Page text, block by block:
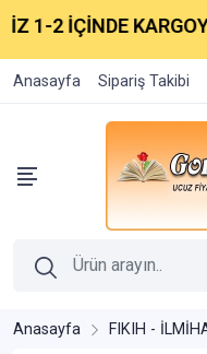
2 İÇİNDE KARGOYA
Anasayfa Sipariş Takibi
Anasayfa FIKIH -